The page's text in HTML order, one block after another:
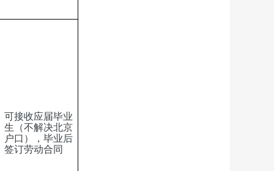
可接收应届毕业
生（不解决北京
户口），毕业后
签订劳动合同